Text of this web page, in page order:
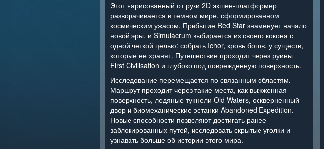
Этот нарисованный от руки 2D экшен-платформер
разворачивается в темном мире, сформированном
космическим ужасом. Прибытие Red Star знаменует начало
новой эры, и Simulacrum выбирается из своего кокона с
одной четкой целью: собрать Ichor, кровь богов, у существ,
которые ее хранят. Путешествие проходит через руины
First Civilisation и глубоко под поврежденную поверхность.
Исследование перемещается по связанным областям.
Маршрут проходит через такие места, как выжженная
поверхность, ледяные туннели Old Waters, оскверненный
двор и биомеханические останки Abandoned Expedition.
Новые способности позволяют достигать ранее
заблокированных путей, исследовать скрытые уголки и
узнавать больше об истории этого мира.